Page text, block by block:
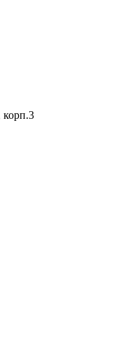
корп.3